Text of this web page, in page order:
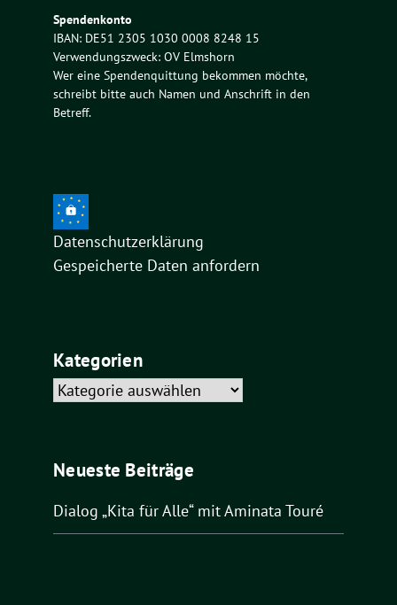
Spendenkonto
IBAN: DE51 2305 1030 0008 8248 15
Verwendungszweck: OV Elmshorn
Wer eine Spendenquittung bekommen möchte,
schreibt bitte auch Namen und Anschrift in den
Betreff.
Datenschutzerklärung
Gespeicherte Daten anfordern
Kategorien
Kategorien
Neueste Beiträge
Dialog „Kita für Alle“ mit Aminata Touré